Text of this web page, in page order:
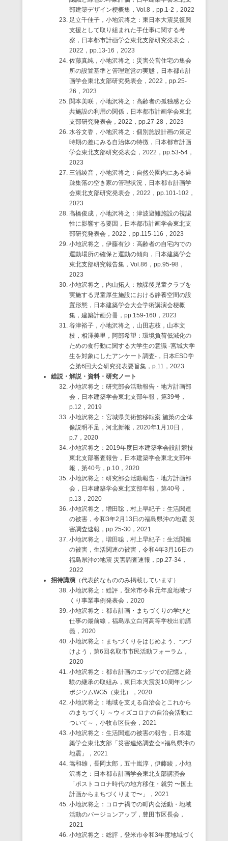
部建築デザイン梗概集，Vol.8，pp.1-2，2022
足立千佳子，小地沢将之：東日本大震災復興
支援として取り組まれた手仕事に関する考
察，日本都市計画学会東北支部研究発表会，
2022，pp.13-16，2023
佐藤真純，小地沢将之：災害公営住宅の集会
所の設置基準と管理運営の実態，日本都市計
画学会東北支部研究発表会，2022，pp.25-
26，2023
関本美咲，小地沢将之：高齢者の孤独感と公
共施設の利用の関係，日本都市計画学会東北
支部研究発表会，2022，pp.27-28，2023
水谷文香，小地沢将之：個別施設計画の策定
時期の差にみる自治体の特徴，日本都市計画
学会東北支部研究発表会，2022，pp.53-54，
2023
三浦綾音，小地沢将之：自然公園内にある過
疎集落の空き家の管理状況，日本都市計画学
会東北支部研究発表会，2022，pp.101-102，
2023
高橋俊成，小地沢将之：津波避難施設の視認
性に影響する要因，日本都市計画学会東北支
部研究発表会，2022，pp.115-116，2023
小地沢将之，伊藤有沙：高齢者の自宅内での
運動場所の確保と運動の傾向，日本建築学会
東北支部研究報告集，Vol.86，pp.95-98，
2023
小地沢将之，内山拓人：放課後児童クラブを
実施する児童厚生施設における静養空間の設
置形態，日本建築学会大会学術講演会梗概
集，建築計画分冊，pp.159-160，2023
谷津裕子，小地沢将之，山田志枝，山本文
枝，相澤美里，阿部希望：環境負荷低減化の
ための食行動に関する大学生の意識 -宮城大学
生を対象にしたアンケート調査-，日本ESD学
会第6回大会研究発表要旨集，p.11，2023
総説・解説・資料・研究ノート
小地沢将之：研究部会活動報告・地方計画部
会，日本建築学会東北支部年報，第39号，
p.12，2019
小地沢将之：宮城県美術館移転案 施策の全体
像説明不足，河北新報，2020年1月10日，
p.7，2020
小地沢将之：2019年度日本建築学会設計競技
東北支部審査報告，日本建築学会東北支部年
報，第40号，p.10，2020
小地沢将之：研究部会活動報告・地方計画部
会，日本建築学会東北支部年報，第40号，
p.13，2020
小地沢将之，増田聡，村上早紀子：生活関連
の被害，令和3年2月13日の福島県沖の地震 災
害調査速報，pp.25-30，2021
小地沢将之，増田聡，村上早紀子：生活関連
の被害，生活関連の被害，令和4年3月16日の
福島県沖の地震 災害調査速報，pp.27-34，
2022
招待講演 （代表的なもののみ掲載しています）
小地沢将之：総評，登米市令和元年度地域づ
くり事業事例発表会，2020
小地沢将之：都市計画・まちづくりの学びと
仕事の最前線，福島県立白河高等学校出前講
義，2020
小地沢将之：まちづくりをはじめよう、つづ
けよう，第6回名取市市民活動フォーラム，
2020
小地沢将之：都市計画のエッジでの記憶と経
験の継承の取組み，東日本大震災10周年シン
ポジウムWG5（東北），2020
小地沢将之：地域を支える自治会とこれから
のまちづくり ～ウィズコロナの自治会活動に
ついて～，小牧市区長会，2021
小地沢将之：生活関連の被害の報告，日本建
築学会東北支部「災害連絡調査会×福島県沖の
地震」，2021
嵩和雄，⻑岡太郎，五十嵐淳，伊藤綾，小地
沢将之：日本都市計画学会東北支部講演会
「ポストコロナ時代の地方移住・就労 〜国土
計画からまちづくりまで〜」，2021
小地沢将之：コロナ禍での町内会活動・地域
活動のバージョンアップ，豊田市区長会，
2021
小地沢将之：総評，登米市令和3年度地域づく